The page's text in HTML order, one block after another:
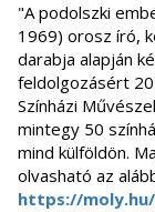
"A podolszki
1969) orosz író,
darabja alapján
feldolgozásért
Színházi
mintegy 50
mind külföldön.
olvasható az
https://